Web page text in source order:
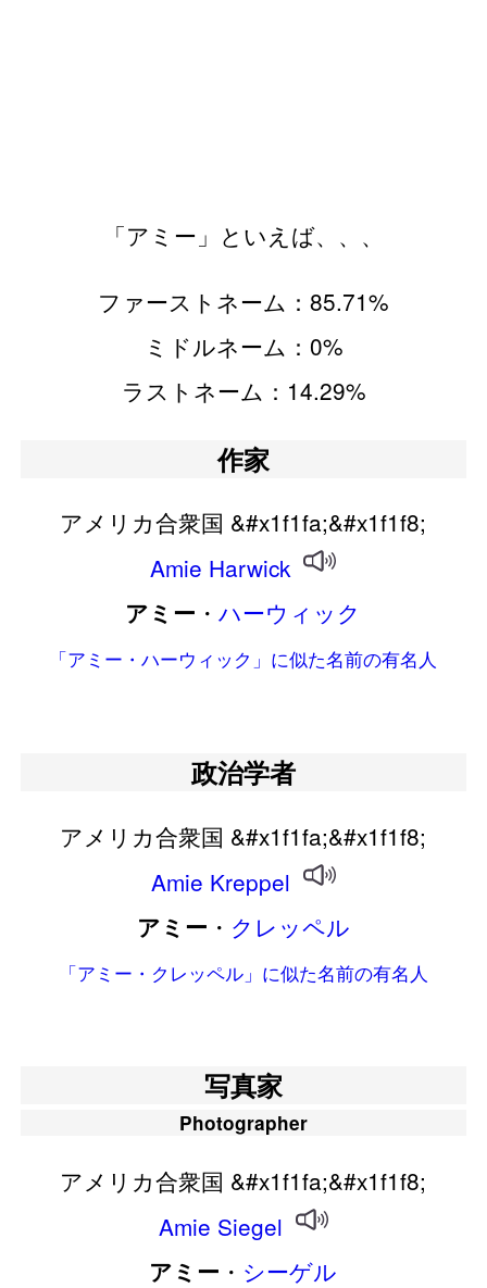
「アミー」といえば、、、
ファーストネーム：85.71%
ミドルネーム：0%
ラストネーム：14.29%
作家
アメリカ合衆国 &#x1f1fa;&#x1f1f8;
Amie Harwick
アミー ・ハーウィック
「アミー・ハーウィック」に似た名前の有名人
政治学者
アメリカ合衆国 &#x1f1fa;&#x1f1f8;
Amie Kreppel
アミー ・ クレッペル
「アミー・クレッペル」に似た名前の有名人
写真家
Photographer
アメリカ合衆国 &#x1f1fa;&#x1f1f8;
Amie Siegel
アミー ・ シーゲル